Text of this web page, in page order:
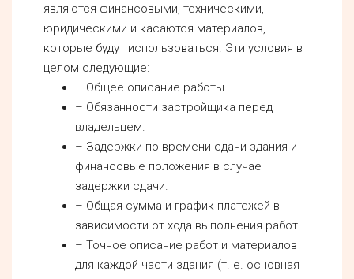
являются финансовыми, техническими,
юридическими и касаются материалов,
которые будут использоваться. Эти условия в
целом следующие:
– Общее описание работы.
– Обязанности застройщика перед
владельцем.
– Задержки по времени сдачи здания и
финансовые положения в случае
задержки сдачи.
– Общая сумма и график платежей в
зависимости от хода выполнения работ.
– Точное описание работ и материалов
для каждой части здания (т. е. основная